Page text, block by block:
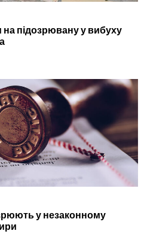
підозрювану у вибуху
у незаконному